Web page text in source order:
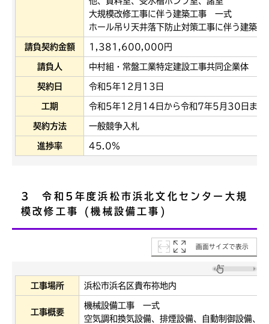
大規模改修工事に伴う建築工事 一式
ホール吊り天井落下防止対策工事に伴う建築
請負契約金額 1,381,600,000円
請負人 中村組・常盤工業特定建設工事共同企業体
契約日 令和5年12月13日
工期 令和5年12月14日から令和7年5月30日まで
契約方法 一般競争入札
進捗率 45.0％
3 令和5年度浜松市浜北文化センター大規
模改修工事 (機械設備工事)
画面サイズで表示
工事場所 浜松市浜名区貴布祢地内
工事概要
機械設備工事 一式
空気調和換気設備、排煙設備、自動制御設備、